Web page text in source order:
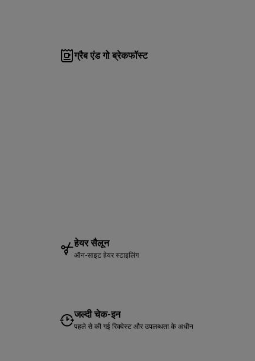
ग्रैब एंड गो ब्रेकफॉस्ट
हेयर सैलून
ऑन-साइट हेयर स्टाइलिंग
जल्दी चेक-इन
पहले से की गई रिक्वेस्ट और उपलब्धता के अधीन